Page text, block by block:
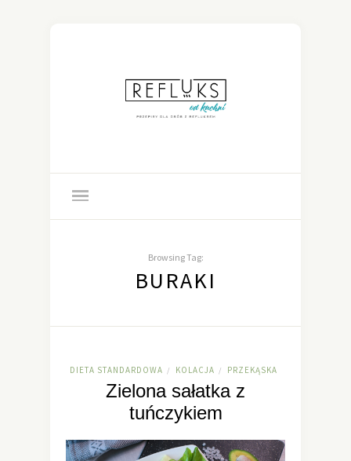
Browsing Tag:
BURAKI
DIETA STANDARDOWA / KOLACJA / PRZEKĄSKA
Zielona sałatka z
tuńczykiem